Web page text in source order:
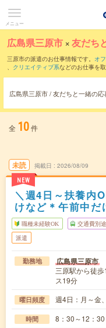
メニュー
広島県三原市 ×友だち
三原市の派遣のお仕事情報です。 オ
、 クリエイティブ系などのお仕事を
広島県三原市 / 友だちと一緒の
全 10件
未読
NEW
掲載日 2026/08/09
＼週4日～扶養内
けなど＊午前中だ
職種未経験OK 交通費別
派遣
勤務地 広島県三原市
三原駅から徒
ス19分
曜日頻度 週4日：月～金
時間 8：30～12：30